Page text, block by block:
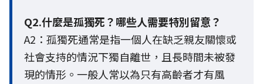
Q2.什麼是孤獨死？哪些人需要特別留意？
A2：孤獨死通常是指一個人在缺乏親友關懷或
社會支持的情況下獨自離世，且長時間未被發
現的情形。一般人常以為只有高齡者才有風